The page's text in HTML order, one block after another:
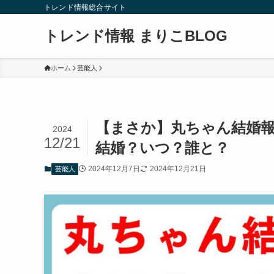
トレンド情報総合サイト
トレンド情報 まりこBLOG
ホーム 芸能人
【まさか】丸ちゃん結婚
結婚？いつ？誰と？
2024
12/21
芸能人 2024年12月7日 2024年12月21日